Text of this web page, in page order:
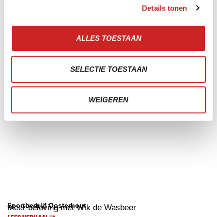
Details tonen
ALLES TOESTAAN
SELECTIE TOESTAAN
WEIGEREN
Sportbedrijf Oosterhout
Meer beleving met Wik de Wasbeer